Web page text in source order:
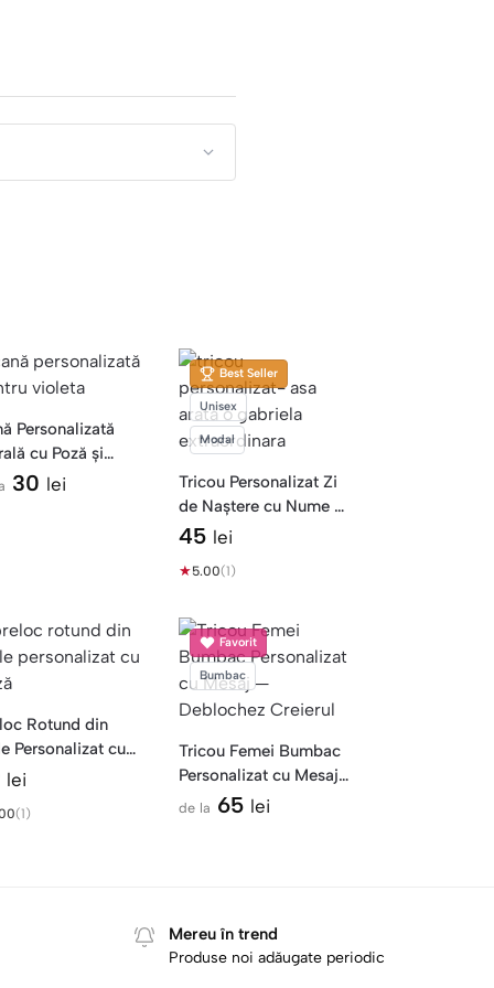
Personalizată
cu Poză și
— Violeta
30 lei
Best Seller
Unisex
Modal
Tricou Personalizat Zi
de Naștere cu Nume —
Azi e Ziua Mea
45 lei
★5.00(1)
Rotund din
Personalizat cu
lei
(1)
Favorit
Bumbac
Tricou Femei Bumbac
Personalizat cu Mesaj
— Deblochez Creierul
de la 65 lei
Mereu în trend
Produse noi adăugate periodic